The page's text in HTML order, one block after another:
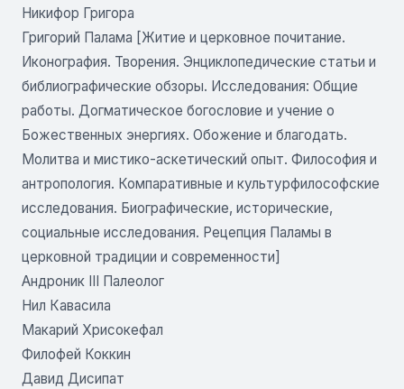
Никифор Григора
Григорий Палама [Житие и церковное почитание.
Иконография. Творения. Энциклопедические статьи и
библиографические обзоры. Исследования: Общие
работы. Догматическое богословие и учение о
Божественных энергиях. Обожение и благодать.
Молитва и мистико-аскетический опыт. Философия и
антропология. Компаративные и культурфилософские
исследования. Биографические, исторические,
социальные исследования. Рецепция Паламы в
церковной традиции и современности]
Андроник III Палеолог
Нил Кавасила
Макарий Хрисокефал
Филофей Коккин
Давид Дисипат